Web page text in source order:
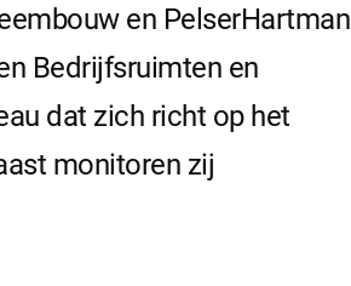
en PelserHartman
Bedrijfsruimten en
dat zich richt op het
monitoren zij